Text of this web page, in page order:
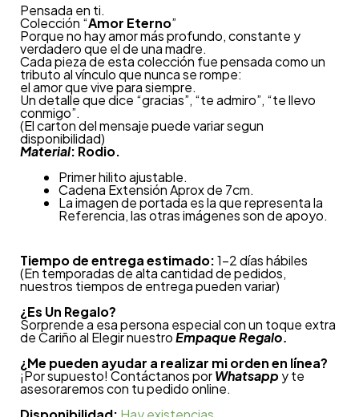
Pensada en ti.
Colección “Amor Eterno”
Porque no hay amor más profundo, constante y
verdadero que el de una madre.
Cada pieza de esta colección fue pensada como un
tributo al vínculo que nunca se rompe:
el amor que vive para siempre.
Un detalle que dice “gracias”, “te admiro”, “te llevo
conmigo”.
(El carton del mensaje puede variar segun
disponibilidad)
Material: Rodio.
Primer hilito ajustable.
Cadena Extensión Aprox de 7cm.
La imagen de portada es la que representa la
Referencia, las otras imágenes son de apoyo.
Tiempo de entrega estimado:1-2 días hábiles
(En temporadas de alta cantidad de pedidos,
nuestros tiempos de entrega pueden variar)
¿Es Un Regalo?
Sorprende a esa persona especial con un toque extra
de Cariño al Elegir nuestroEmpaque Regalo.
¿Me pueden ayudar a realizar mi orden en línea?
¡Por supuesto! Contáctanos porWhatsapp y te
asesoraremos con tu pedido online.